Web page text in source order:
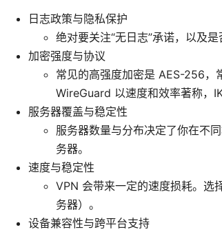
日志政策与隐私保护
绝对要关注“无日志”承诺，以及
加密强度与协议
常见的高强度加密是 AES-256，
WireGuard 以速度和效率著称，
服务器覆盖与稳定性
服务器数量与分布决定了你在不
务器。
速度与稳定性
VPN 会带来一定的速度损耗。选
务器）。
设备兼容性与跨平台支持